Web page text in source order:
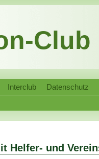
Club
Interclub Datenschutz
Helfer- und